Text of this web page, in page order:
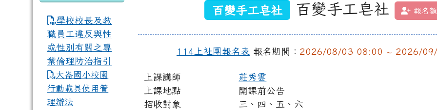
百變手工皂社 百變手工皂社 報名
114上社團報名表 報名期間： 2026/08/03 08:00 ~ 2026/
上課講師
莊秀雲
上課地點
開課前公告
招收對象
三、四、五、六
學校校長及教
職員工違反與性
或性別有關之專
業倫理防治指引
大崙國小校園
行動載具使用管
理辦法